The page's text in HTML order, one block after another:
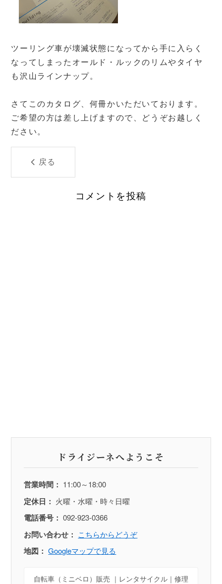
ツーリング車が壊滅状態になってから手に入らく
なってしまったオールド・ルックのリムやタイヤ
も沢山ラインナップ。
さてこのカタログ、何冊かいただいております。
ご希望の方は差し上げますので、どうぞお越しく
ださい。
戻る
コメントを投稿
ドライジーネへようこそ
営業時間： 11:00～18:00
定休日： 火曜・水曜・時々日曜
電話番号： 092-923-0366
お問い合わせ： こちらからどうぞ
地図： Googleマップで見る
自転車（ミニベロ）販売 ｜レンタサイクル｜修理